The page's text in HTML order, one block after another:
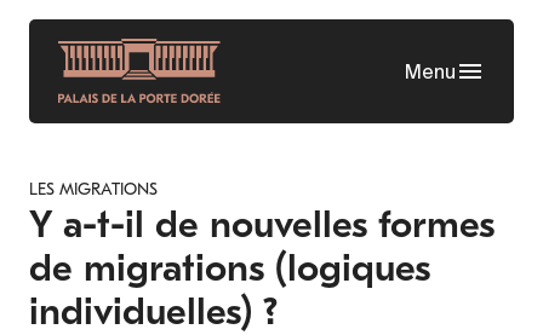
Aller
contenu
principal
Menu
LES MIGRATIONS
Y a-t-il de nouvelles formes
de migrations (logiques
individuelles) ?